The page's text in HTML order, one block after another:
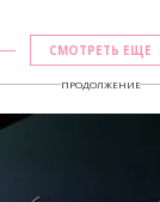
СМОТРЕТЬ ЕЩЕ
ПРОДОЛЖЕНИЕ